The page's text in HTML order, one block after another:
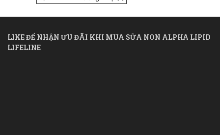
LIKE ĐỂ NHẬN ƯU ĐÃI KHI MUA SỮA NON ALPHA LIPID
LIFELINE